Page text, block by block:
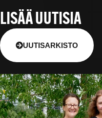
LISÄÄ UUTISIA
UUTISARKISTO